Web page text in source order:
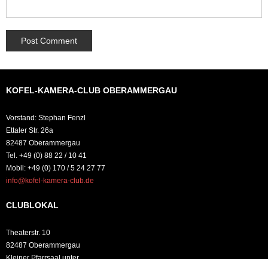
KOFEL-KAMERA-CLUB OBERAMMERGAU
Vorstand: Stephan Fenzl
Ettaler Str. 26a
82487 Oberammergau
Tel. +49 (0) 88 22 / 10 41
Mobil: +49 (0) 170 / 5 24 27 77
info@kofel-kamera-club.de
CLUBLOKAL
Theaterstr. 10
82487 Oberammergau